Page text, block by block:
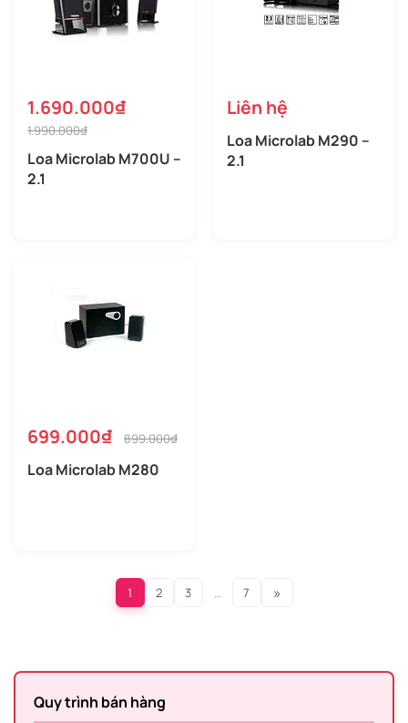
1.690.000₫
1.990.000₫
Loa Microlab M700U –
2.1
Liên hệ
Loa Microlab M290 –
2.1
699.000₫ 899.000₫
Loa Microlab M280
1 2 3 … 7 »
Quy trình bán hàng